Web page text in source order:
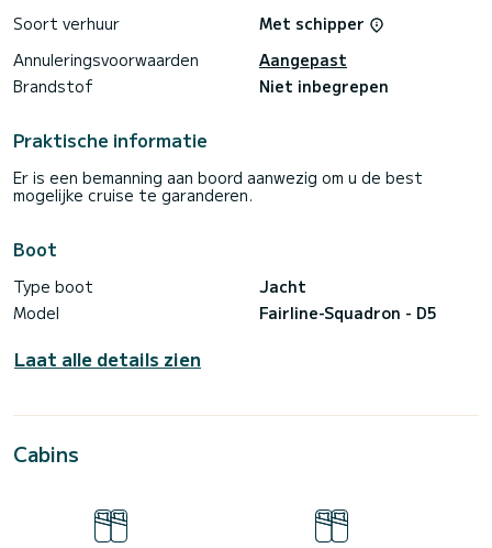
Soort verhuur
Met schipper
Annuleringsvoorwaarden
Aangepast
Brandstof
Niet inbegrepen
Praktische informatie
Er is een bemanning aan boord aanwezig om u de best
mogelijke cruise te garanderen.
Boot
Type boot
Jacht
Model
Fairline-Squadron - D5
Laat alle details zien
Cabins